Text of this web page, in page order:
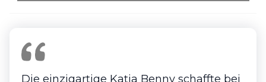
Die einzigartige Katja Benny schaffte bei